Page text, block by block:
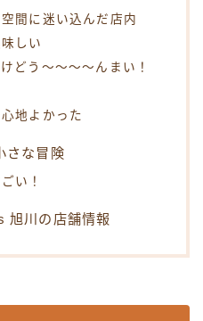
間に迷い込んだ店内
しい
どう〜〜〜〜んまい！
地よかった
さな冒険
い！
旭川の店舗情報